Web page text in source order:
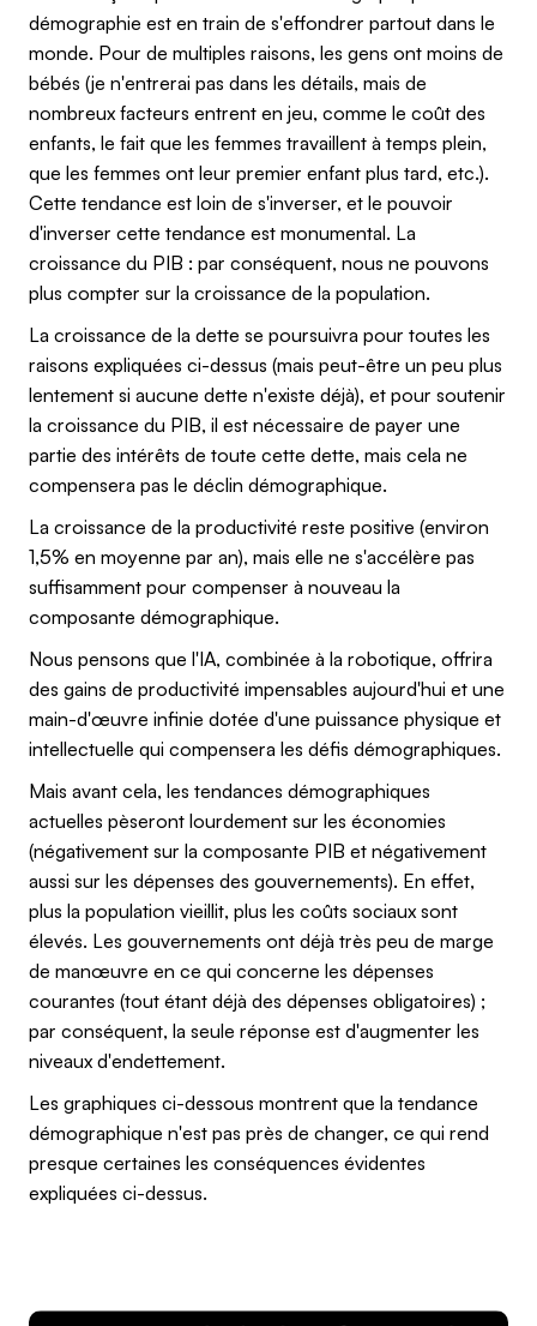
démographie est en train de s'effondrer partout dans le
monde. Pour de multiples raisons, les gens ont moins de
bébés (je n'entrerai pas dans les détails, mais de
nombreux facteurs entrent en jeu, comme le coût des
enfants, le fait que les femmes travaillent à temps plein,
que les femmes ont leur premier enfant plus tard, etc.).
Cette tendance est loin de s'inverser, et le pouvoir
d'inverser cette tendance est monumental. La
croissance du PIB : par conséquent, nous ne pouvons
plus compter sur la croissance de la population.
La croissance de la dette se poursuivra pour toutes les
raisons expliquées ci-dessus (mais peut-être un peu plus
lentement si aucune dette n'existe déjà), et pour soutenir
la croissance du PIB, il est nécessaire de payer une
partie des intérêts de toute cette dette, mais cela ne
compensera pas le déclin démographique.
La croissance de la productivité reste positive (environ
1,5% en moyenne par an), mais elle ne s'accélère pas
suffisamment pour compenser à nouveau la
composante démographique.
Nous pensons que l'IA, combinée à la robotique, offrira
des gains de productivité impensables aujourd'hui et une
main-d'œuvre infinie dotée d'une puissance physique et
intellectuelle qui compensera les défis démographiques.
Mais avant cela, les tendances démographiques
actuelles pèseront lourdement sur les économies
(négativement sur la composante PIB et négativement
aussi sur les dépenses des gouvernements). En effet,
plus la population vieillit, plus les coûts sociaux sont
élevés. Les gouvernements ont déjà très peu de marge
de manœuvre en ce qui concerne les dépenses
courantes (tout étant déjà des dépenses obligatoires) ;
par conséquent, la seule réponse est d'augmenter les
niveaux d'endettement.
Les graphiques ci-dessous montrent que la tendance
démographique n'est pas près de changer, ce qui rend
presque certaines les conséquences évidentes
expliquées ci-dessus.